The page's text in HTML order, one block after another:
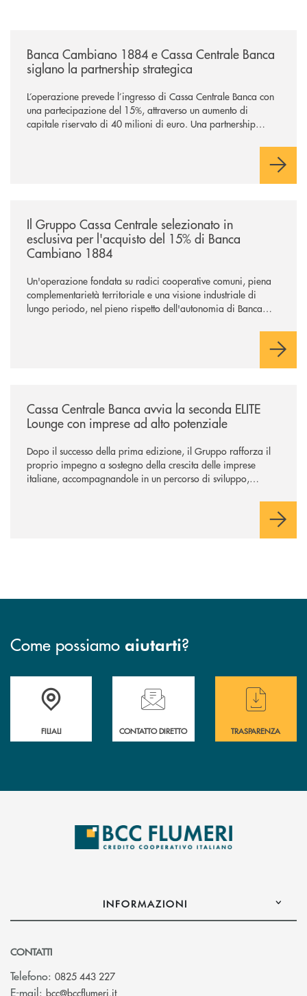
Banca Cambiano 1884 e Cassa Centrale Banca
siglano la partnership strategica
L’operazione prevede l’ingresso di Cassa Centrale Banca con
una partecipazione del 15%, attraverso un aumento di
capitale riservato di 40 milioni di euro. Una partnership
comuni e sulla prossimità ai territori, per ampliare l’offerta e
Il Gruppo Cassa Centrale selezionato in
esclusiva per l'acquisto del 15% di Banca
Cambiano 1884
Un'operazione fondata su radici cooperative comuni, piena
complementarietà territoriale e una visione industriale di
lungo periodo, nel pieno rispetto dell'autonomia di Banca
negoziazione esclusiva per la finalizzazione dell’operazione.
Cassa Centrale Banca avvia la seconda ELITE
Lounge con imprese ad alto potenziale
Dopo il successo della prima edizione, il Gruppo rafforza il
proprio impegno a sostegno della crescita delle imprese
italiane, accompagnandole in un percorso di sviluppo,
Come possiamo aiutarti?
Trova la filiale più vicina a te
FILIALI
Hai bisogno di assistenza immediata ?
CONTATTO DIRETTO
Hai bisogno di
TRASPARENZA
INFORMAZIONI
CONTATTI
Telefono: 0825 443 227
E-mail: bcc@bccflumeri.it(si apre l’app di posta elettronica)